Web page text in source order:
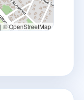
| © OpenStreetMap